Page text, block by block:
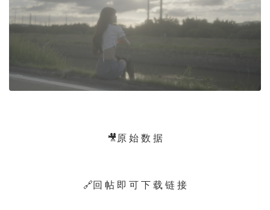
🎥原 始 数 据
🔗回 帖 即 可 下 载 链 接